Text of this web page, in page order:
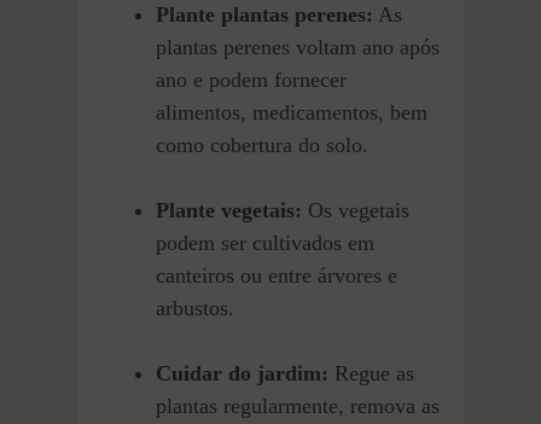
Plante plantas perenes: As
plantas perenes voltam ano após
ano e podem fornecer
alimentos, medicamentos, bem
como cobertura do solo.
Plante vegetais: Os vegetais
podem ser cultivados em
canteiros ou entre árvores e
arbustos.
Cuidar do jardim: Regue as
plantas regularmente, remova as